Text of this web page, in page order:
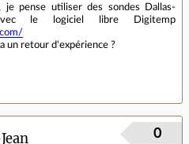
je pense utiliser des sondes Dallas-
le logiciel libre Digitemp
un retour d'expérience ?
0